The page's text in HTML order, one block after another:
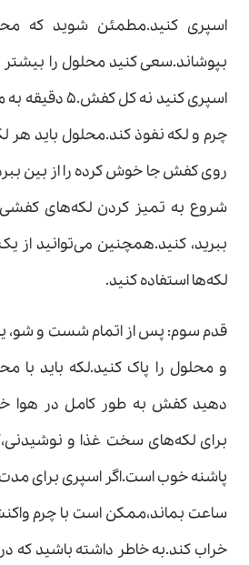
اسپری کنید.مطمئن شوید که
بپوشاند.سعی کنید محلول را
اسپری کنید نه
چرم و لکه نفوذ کند.محلول باید هر
روی کفش جا خوش کرده را از بین
شروع به تمیز کردن لکه‌های
ببرید، کنید.همچنین می‌توانید از
لکه‌ها استفاده کنید.
قدم سوم: پس از اتمام شست و شو،
و محلول را پاک کنید.لکه باید با
دهید کفش به طور کامل در هوا
برای لکه‌های سخت غذا و
پاشنه خوب است.اگر اسپری برای مدت
ساعت بماند،ممکن است با چرم
خراب کند.به خاطر داشته باشید که